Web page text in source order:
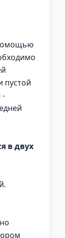
пустой
-
в двух